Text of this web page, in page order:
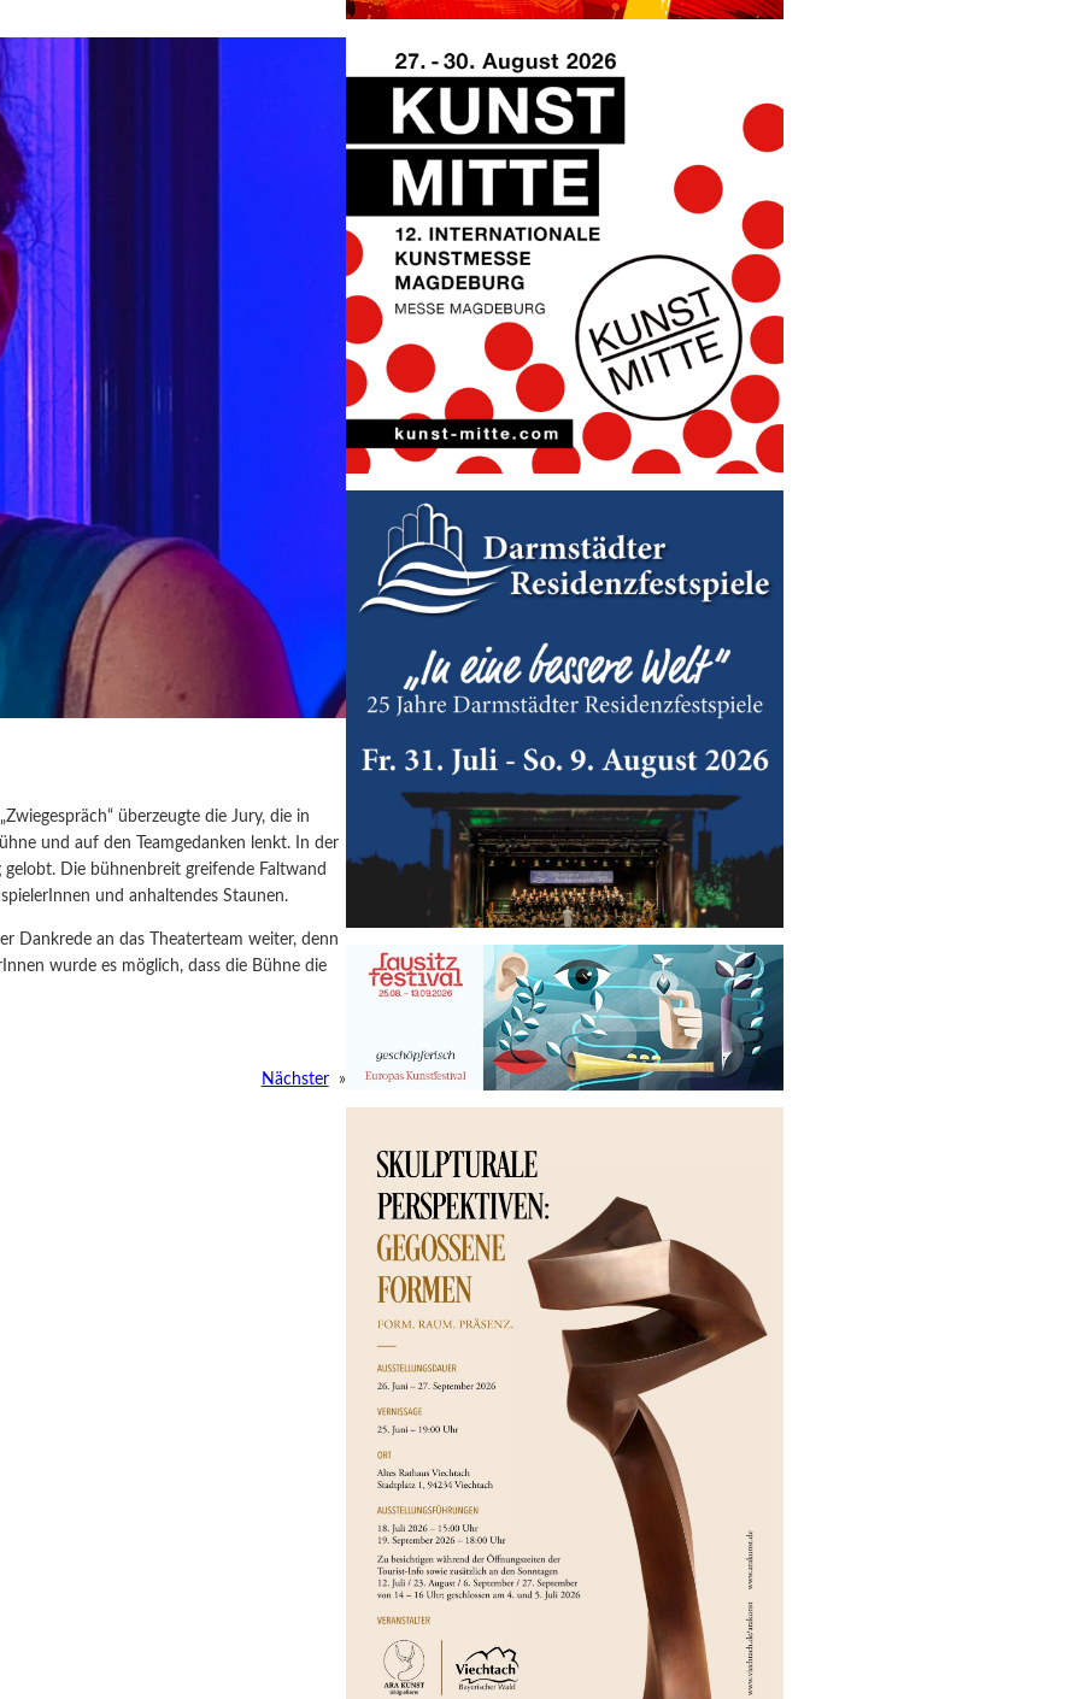
überzeugte die Jury, die in
und auf den Teamgedanken lenkt. In der
Die bühnenbreit greifende Faltwand
und anhaltendes Staunen.
Dankrede an das Theaterteam weiter, denn
wurde es möglich, dass die Bühne die
Nächster »